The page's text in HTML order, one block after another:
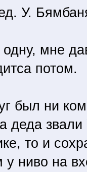
У.
мне
потом.
был ни
деда
то и
ниво на